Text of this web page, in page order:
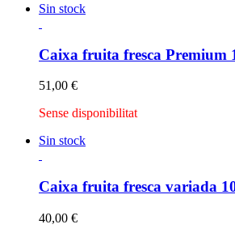
Sin stock
Caixa fruita fresca Premium
51,00 €
Sense disponibilitat
Sin stock
Caixa fruita fresca variada
40,00 €